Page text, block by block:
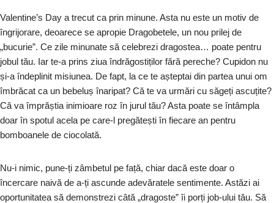
Valentine’s Day a trecut ca prin minune. Asta nu este un motiv de
îngrijorare, deoarece se apropie Dragobetele, un nou prilej de
„bucurie”. Ce zile minunate să celebrezi dragostea… poate pentru
jobul tău. Iar te-a prins ziua îndrăgostiților fără pereche? Cupidon nu
și-a îndeplinit misiunea. De fapt, la ce te așteptai din partea unui om
îmbrăcat ca un bebeluș înaripat? Că te va urmări cu săgeți ascuțite?
Că va împrăștia inimioare roz în jurul tău? Asta poate se întâmpla
doar în spotul acela pe care-l pregătești în fiecare an pentru
bomboanele de ciocolată.
Nu-i nimic, pune-ți zâmbetul pe față, chiar dacă este doar o
încercare naivă de a-ți ascunde adevăratele sentimente. Astăzi ai
oportunitatea să demonstrezi câtă „dragoste” îi porți job-ului tău. Să